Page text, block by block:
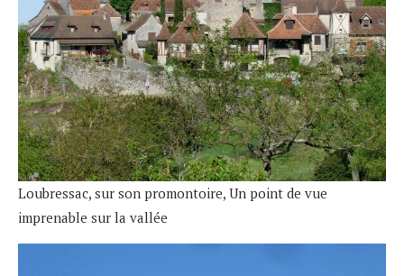
Loubressac, sur son promontoire, Un point de vue
imprenable sur la vallée